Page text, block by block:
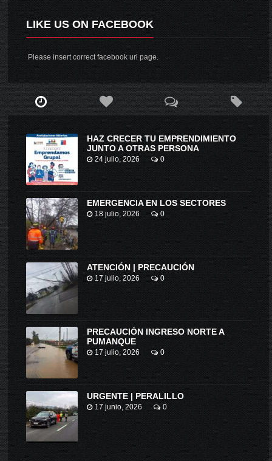
LIKE US ON FACEBOOK
Please insert correct facebook url page.
HAZ CRECER TU EMPRENDIMIENTO
JUNTO A OTRAS PERSONA
24 julio, 2026 0
EMERGENCIA EN LOS SECTORES
18 julio, 2026 0
ATENCIÓN | PRECAUCIÓN
17 julio, 2026 0
PRECAUCIÓN INGRESO NORTE A
PUMANQUE
17 julio, 2026 0
URGENTE | PERALILLO
17 junio, 2026 0